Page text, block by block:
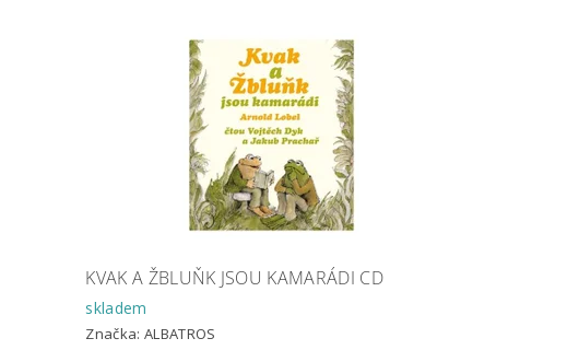
KVAK A ŽBLUŇK JSOU KAMARÁDI CD
skladem
Značka: ALBATROS